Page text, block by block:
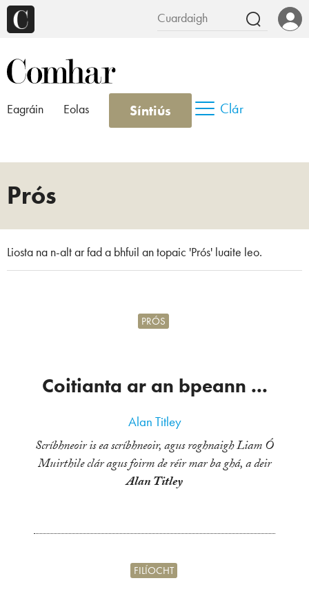
Eagráin Eolas Síntiús Clár
Prós
Liosta na n-alt ar fad a bhfuil an topaic 'Prós' luaite leo.
Coitianta ar an bpeann ...
PRÓS
Alan Titley
Scríbhneoir is ea scríbhneoir, agus roghnaigh Liam Ó
Muirthile clár agus foirm de réir mar ba ghá, a deir
Alan Titley
FILÍOCHT